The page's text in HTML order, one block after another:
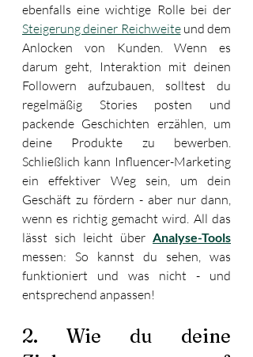
Steigerung deiner Reichweite und dem
Anlocken von Kunden. Wenn es
darum geht, Interaktion mit deinen
Followern aufzubauen, solltest du
regelmäßig Stories posten und
packende Geschichten erzählen, um
deine Produkte zu bewerben.
Schließlich kann Influencer-Marketing
ein effektiver Weg sein, um dein
Geschäft zu fördern - aber nur dann,
wenn es richtig gemacht wird. All das
lässt sich leicht über Analyse-Tools
messen: So kannst du sehen, was
funktioniert und was nicht - und
entsprechend anpassen!
2. Wie du deine